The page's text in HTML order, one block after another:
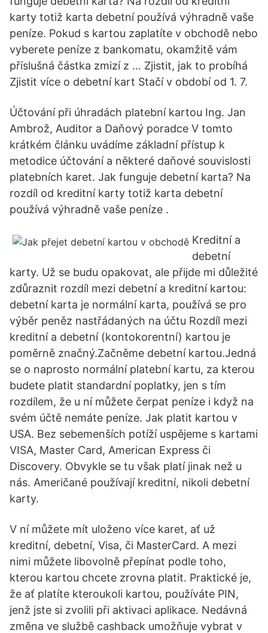
karty totiž karta debetní používá výhradně vaše
peníze. Pokud s kartou zaplatíte v obchodě nebo
vyberete peníze z bankomatu, okamžitě vám
příslušná částka zmizí z … Zjistit, jak to probíhá
Zjistit více o debetní kart Stačí v období od 1. 7.
Účtování při úhradách platební kartou Ing. Jan
Ambrož, Auditor a Daňový poradce V tomto
krátkém článku uvádíme základní přístup k
metodice účtování a některé daňové souvislosti
platebních karet. Jak funguje debetní karta? Na
rozdíl od kreditní karty totiž karta debetní
používá výhradně vaše peníze .
Kreditní a
debetní
karty. Už se budu opakovat, ale přijde mi důležité
zdůraznit rozdíl mezi debetní a kreditní kartou:
debetní karta je normální karta, používá se pro
výběr peněz nastřádaných na účtu Rozdíl mezi
kreditní a debetní (kontokorentní) kartou je
poměrně značný.Začněme debetní kartou.Jedná
se o naprosto normální platební kartu, za kterou
budete platit standardní poplatky, jen s tím
rozdílem, že u ní můžete čerpat peníze i když na
svém účtě nemáte peníze. Jak platit kartou v
USA. Bez sebemenších potíží uspějeme s kartami
VISA, Master Card, American Express či
Discovery. Obvykle se tu však platí jinak než u
nás. Američané používají kreditní, nikoli debetní
karty.
V ní můžete mít uloženo více karet, ať už
kreditní, debetní, Visa, či MasterCard. A mezi
nimi můžete libovolně přepínat podle toho,
kterou kartou chcete zrovna platit. Praktické je,
že ať platíte kteroukoli kartou, používáte PIN,
jenž jste si zvolili při aktivaci aplikace. Nedávná
změna ve službě cashback umožňuje vybrat v